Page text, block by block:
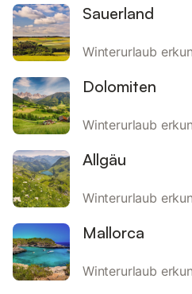
Sauerland
Winterurlaub
Dolomiten
Winterurlaub
Allgäu
Winterurlaub
Mallorca
Winterurlaub